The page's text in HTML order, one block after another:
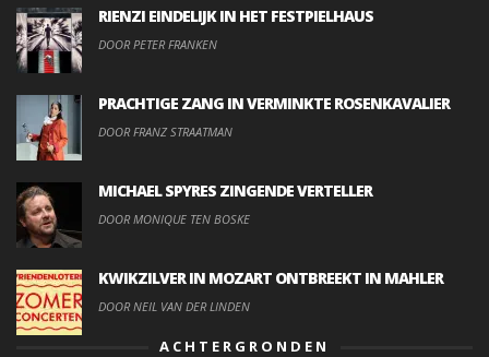
RIENZI EINDELIJK IN HET FESTPIELHAUS
DOOR PETER FRANKEN
PRACHTIGE ZANG IN VERMINKTE ROSENKAVALIER
DOOR FRANZ STRAATMAN
MICHAEL SPYRES ZINGENDE VERTELLER
DOOR MONIQUE TEN BOSKE
KWIKZILVER IN MOZART ONTBREEKT IN MAHLER
DOOR NEIL VAN DER LINDEN
ACHTERGRONDEN